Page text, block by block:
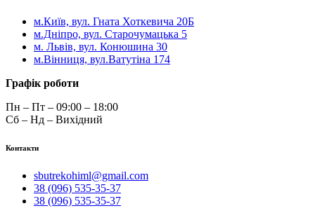
м.Київ, вул. Гната Хоткевича 20Б
м.Дніпро, вул. Старочумацька 5
м. Львів, вул. Конюшина 30
м.Вінниця, вул.Ватутіна 174
Графік роботи
Пн – Пт – 09:00 – 18:00
Сб – Нд – Вихідний
Контакти
sbutrekohiml@gmail.com
38 (096) 535-35-37
38 (096) 535-35-37